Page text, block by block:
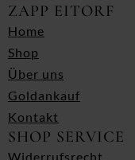
ZAPP EITORF
Home
Shop
Über uns
Goldankauf
Kontakt
SHOP SERVICE
Widerrufsrecht